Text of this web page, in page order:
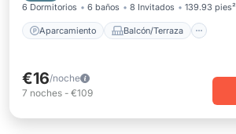
6 Dormitorios 6 baños 8 Invitados 139.93 pies²
Aparcamiento Balcón/Terraza
€16/noche
7 noches - €109